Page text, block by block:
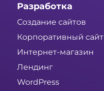
Разработка
Создание сайтов
Корпоративный сайт
Интернет-магазин
Лендинг
WordPress